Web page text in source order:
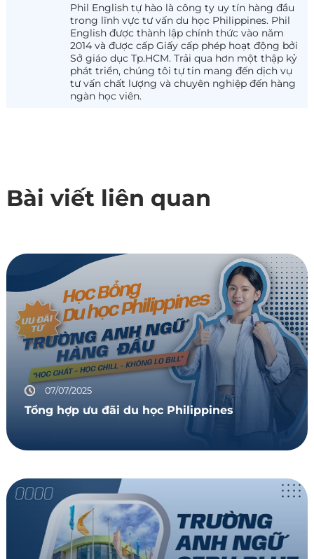
Phil English tự hào là công ty uy tín hàng đầu
trong lĩnh vực tư vấn du học Philippines. Phil
English được thành lập chính thức vào năm
2014 và được cấp Giấy cấp phép hoạt động bởi
Sở giáo dục Tp.HCM. Trải qua hơn một thập kỷ
phát triển, chúng tôi tự tin mang đến dịch vụ
tư vấn chất lượng và chuyên nghiệp đến hàng
ngàn học viên.
Bài viết liên quan
07/07/2025
Tổng hợp ưu đãi du học Philippines